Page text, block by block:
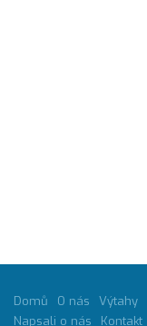
Domů O nás Výtahy
Napsali o nás
Kontakt